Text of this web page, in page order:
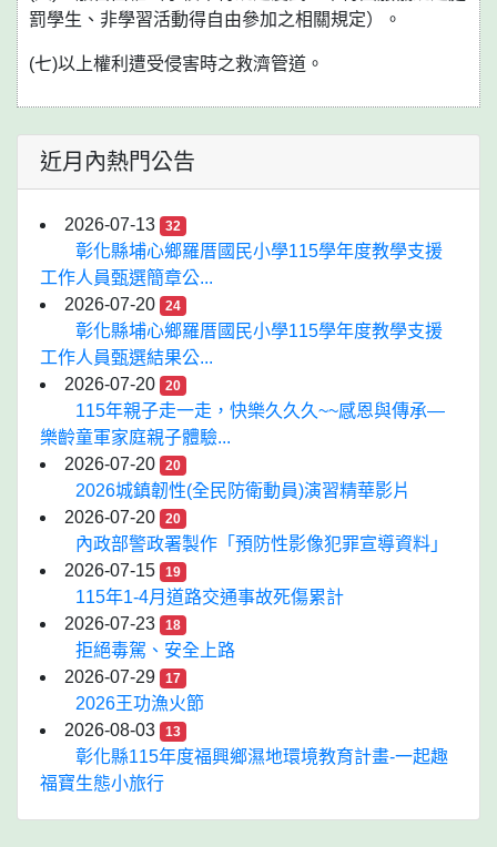
罰學生、非學習活動得自由參加之相關規定）。
(七)以上權利遭受侵害時之救濟管道。
近月內熱門公告
2026-07-13 32
彰化縣埔心鄉羅厝國民小學115學年度教學支援
工作人員甄選簡章公...
2026-07-20
24
彰化縣埔心鄉羅厝國民小學115學年度教學支援
工作人員甄選結果公...
2026-07-20
20
115年親子走一走，快樂久久久~~感恩與傳承—
樂齡童軍家庭親子體驗...
2026-07-20
20
2026城鎮韌性(全民防衛動員)演習精華影片
2026-07-20
20
內政部警政署製作「預防性影像犯罪宣導資料」
2026-07-15
19
115年1-4月道路交通事故死傷累計
2026-07-23
18
拒絕毒駕、安全上路
2026-07-29
17
2026王功漁火節
2026-08-03
13
彰化縣115年度福興鄉濕地環境教育計畫-一起趣
福寶生態小旅行